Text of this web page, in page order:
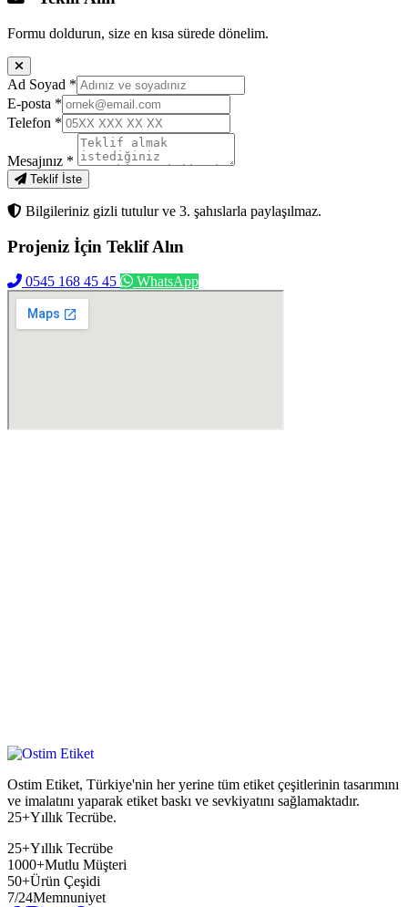
Formu doldurun, size en kısa sürede dönelim.
Ad Soyad *
E-posta *
Telefon *
Mesajınız *
Teklif İste
Bilgileriniz gizli tutulur ve 3. şahıslarla paylaşılmaz.
Projeniz İçin Teklif Alın
0545 168 45 45 WhatsApp
Ostim Etiket, Türkiye'nin her yerine tüm etiket çeşitlerinin tasarımını
ve imalatını yaparak etiket baskı ve sevkiyatını sağlamaktadır.
25+Yıllık Tecrübe.
25+Yıllık Tecrübe
1000+Mutlu Müşteri
50+Ürün Çeşidi
7/24Memnuniyet